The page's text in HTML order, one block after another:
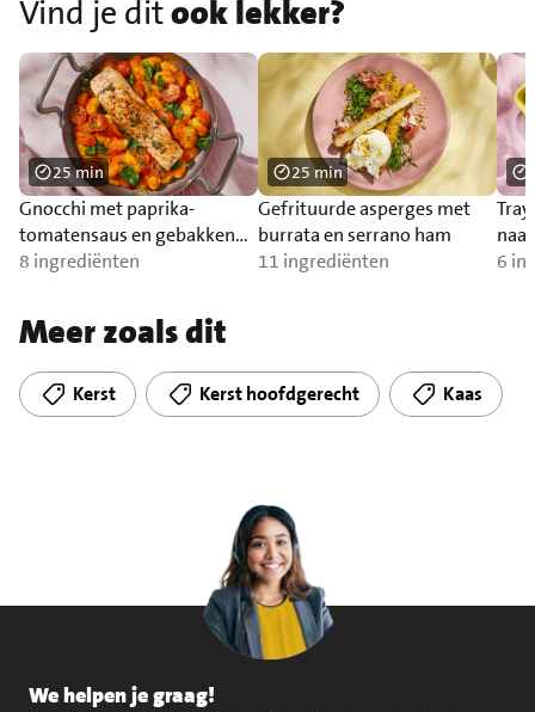
Vind je ditook lekker?
Gnocchi met paprika-
tomatensaus en gebakken
zalm
8 ingrediënten
25 min
Gefrituurde asperges met
burrata en serrano ham
11 ingrediënten
25 min
6
Meer zoals dit
Kerst Kerst hoofdgerecht Kaas
We helpen je graag!